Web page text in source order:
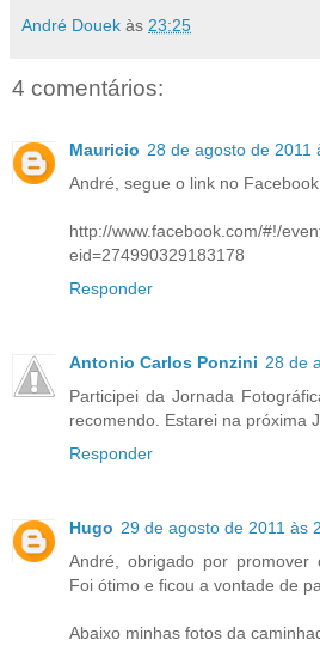
André Douek às 23:25
4 comentários:
Mauricio 28 de agosto de 2011
André, segue o link no Facebook
http://www.facebook.com/#!/
eid=274990329183178
Responder
Antonio Carlos Ponzini 28 de
Participei da Jornada
recomendo. Estarei na próxima
Responder
Hugo 29 de agosto de 2011 às
André, obrigado por promover
Foi ótimo e ficou a vontade de
Abaixo minhas fotos da